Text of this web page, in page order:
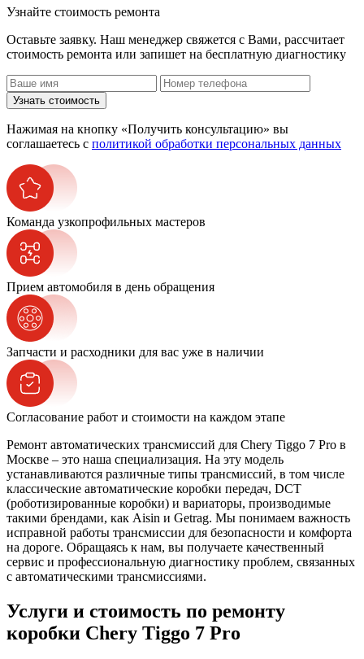
Узнайте стоимость ремонта
Оставьте заявку. Наш менеджер свяжется с Вами, расcчитает
стоимость ремонта или запишет на бесплатную диагностику
Узнать стоимость
Нажимая на кнопку «Получить консультацию» вы
соглашаетесь с политикой обработки персональных данных
Команда узкопрофильных мастеров
Прием автомобиля в день обращения
Запчасти и расходники для вас уже в наличии
Согласование работ и стоимости на каждом этапе
Ремонт автоматических трансмиссий для Chery Tiggo 7 Pro в
Москве – это наша специализация. На эту модель
устанавливаются различные типы трансмиссий, в том числе
классические автоматические коробки передач, DCT
(роботизированные коробки) и вариаторы, производимые
такими брендами, как Aisin и Getrag. Мы понимаем важность
исправной работы трансмиссии для безопасности и комфорта
на дороге. Обращаясь к нам, вы получаете качественный
сервис и профессиональную диагностику проблем, связанных
с автоматическими трансмиссиями.
Услуги и стоимость по ремонту
коробки Chery Tiggo 7 Pro